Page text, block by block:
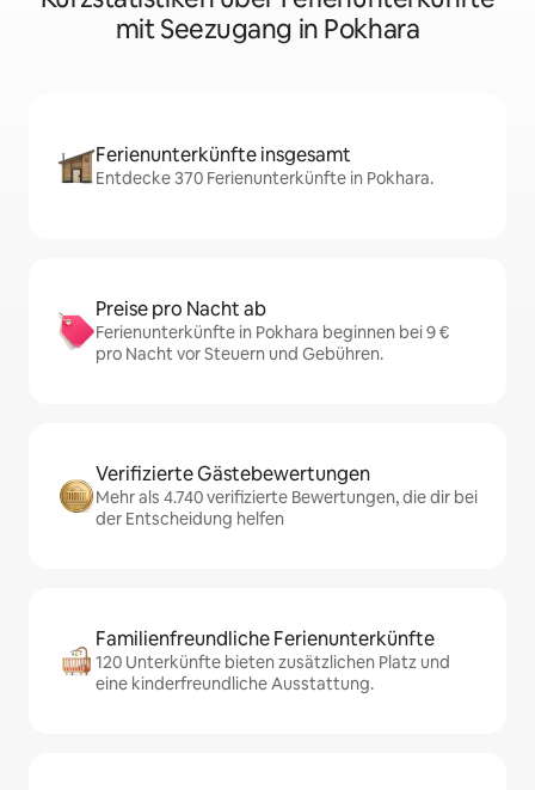
mit Seezugang in Pokhara
Ferienunterkünfte insgesamt
Entdecke 370 Ferienunterkünfte in Pokhara.
Preise pro Nacht ab
Ferienunterkünfte in Pokhara beginnen bei 9 €
pro Nacht vor Steuern und Gebühren.
Verifizierte Gästebewertungen
Mehr als 4.740 verifizierte Bewertungen, die dir bei
der Entscheidung helfen
Familienfreundliche Ferienunterkünfte
120 Unterkünfte bieten zusätzlichen Platz und
eine kinderfreundliche Ausstattung.